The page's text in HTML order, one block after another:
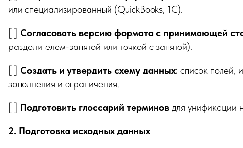
или специализированный (QuickBooks, 1C).
[ ] Согласовать версию формата с принимающей
разделителем-запятой или точкой с запятой).
[ ] Создать и утвердить схему данных: список полей,
заполнения и ограничения.
[ ] Подготовить глоссарий терминов для унификации
2. Подготовка исходных данных